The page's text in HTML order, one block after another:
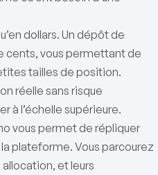
dollars. Un dépôt de
cents, vous permettant de
tailles de position.
réelle sans risque
à l’échelle supérieure.
vous permet de répliquer
plateforme. Vous parcourez
et leurs